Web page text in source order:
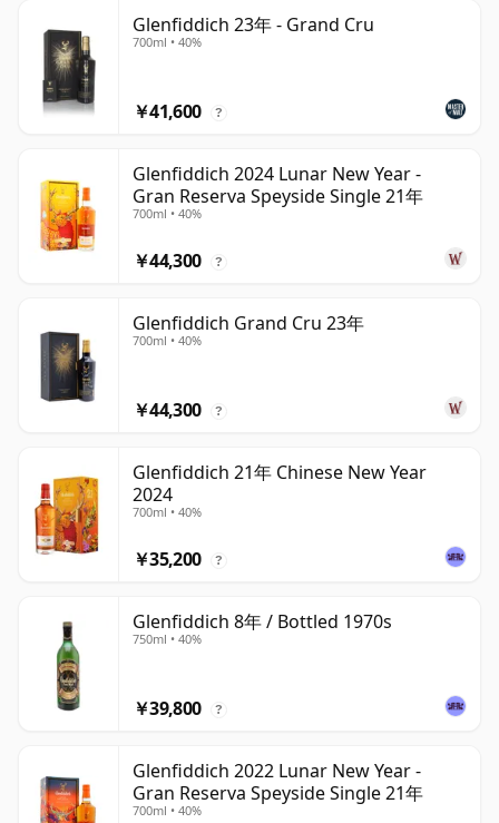
Glenfiddich 23年 - Grand Cru
700ml • 40%
￥41,600 ?
Glenfiddich 2024 Lunar New Year -
Gran Reserva Speyside Single 21年
700ml • 40%
￥44,300 ?
Glenfiddich Grand Cru 23年
700ml • 40%
￥44,300 ?
Glenfiddich 21年 Chinese New Year
2024
700ml • 40%
￥35,200 ?
Glenfiddich 8年 / Bottled 1970s
750ml • 40%
￥39,800 ?
Glenfiddich 2022 Lunar New Year -
Gran Reserva Speyside Single 21年
700ml • 40%